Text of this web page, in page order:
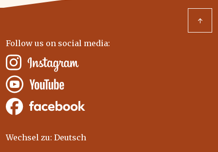
↑
Follow us on social media:
Wechsel zu: Deutsch